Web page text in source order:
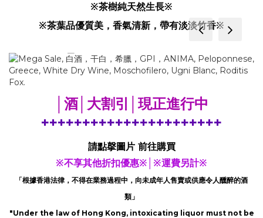
※茶樹純天然生長※
※茶葉品優質美，香氣清新，帶有淡淡竹香※
prev next
│酒│大割引│現正進行中
++++++++++++++++++++++
請點撀圖片 前往購買
※不享其他折扣優惠※│※運費另計※
「根據香港法律，不得在業務過程中，向未成年人售賣或供應令人醺醉的酒
類」
"Under the law of Hong Kong, intoxicating liquor must not be